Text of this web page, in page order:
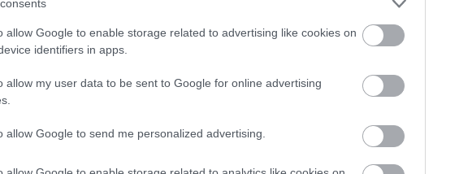
allow Google to enable storage related to advertising like cookies on
identifiers in apps.
allow my user data to be sent to Google for online advertising
allow Google to send me personalized advertising.
Εύβοια
για τηνΕλλάδακαι τον Κόσμοστο
Μεγάλη προσοχή
στην Εύβοια: Νέα
05.08.2026 | 18:00
τσάντα και Rolex
αξίας 75.000 ευρώ –